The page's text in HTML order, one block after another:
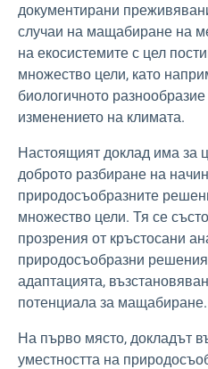
документирани
случаи на мащабиране на
на екосистемите с цел
множество цели, като
биологичното
изменението на климата.
Настоящият доклад има за
доброто разбиране на
природосъобразните
множество цели. Тя се
прозрения от кръстосани
природосъобразни
адаптацията,
потенциала за мащабиране.
На първо място, докладът
уместността на